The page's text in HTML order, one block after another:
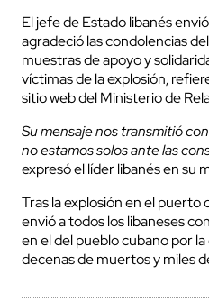
El jefe de Estado libanés
agradeció las condolencias
muestras de apoyo y
víctimas de la explosión,
sitio web del Ministerio de
Su mensaje nos transmitió
no estamos solos ante las
expresó el líder libanés en su
Tras la explosión en el puerto
envió a todos los libaneses
en el del pueblo cubano por
decenas de muertos y miles